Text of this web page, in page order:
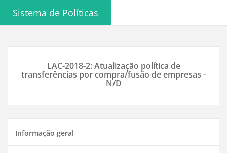
Sistema de Políticas
LAC-2018-2: Atualização política de
transferências por compra/fusão de empresas -
N/D
Informação geral